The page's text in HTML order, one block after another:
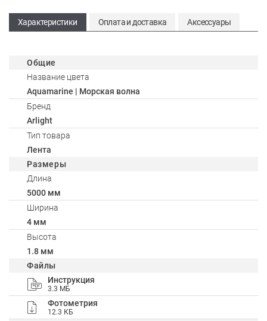
Характеристики Оплата и доставка Аксессуары
Общие
Название цвета
Aquamarine | Морская волна
Бренд
Arlight
Тип товара
Лента
Размеры
Длина
5000 мм
Ширина
4 мм
Высота
1.8 мм
Файлы
Инструкция
3.3 МБ
Фотометрия
12.3 КБ